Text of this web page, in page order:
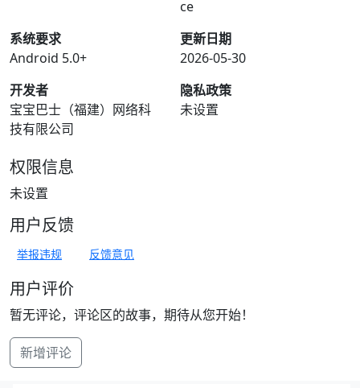
ce
系统要求
Android 5.0+
更新日期
2026-05-30
开发者
宝宝巴士（福建）网络科
技有限公司
隐私政策
未设置
权限信息
未设置
用户反馈
举报违规 反馈意见
用户评价
暂无评论，评论区的故事，期待从您开始！
新增评论